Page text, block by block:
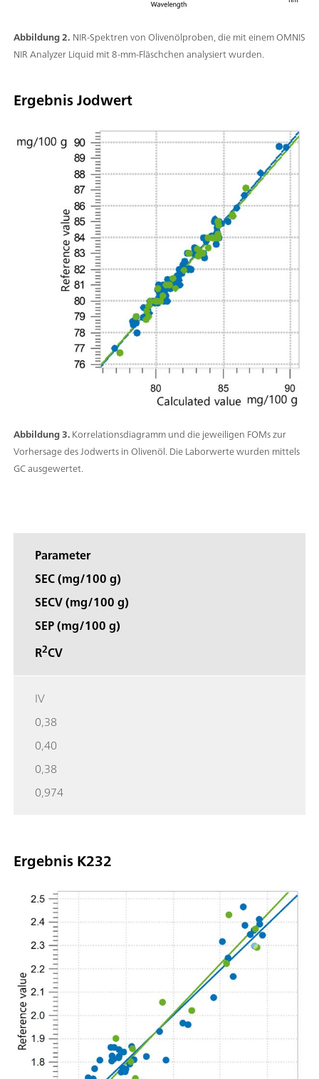
Abbildung 2. NIR-Spektren von Olivenölproben, die mit einem OMNIS
NIR Analyzer Liquid mit 8-mm-Fläschchen analysiert wurden.
Ergebnis Jodwert
Abbildung 3.Korrelationsdiagramm und die jeweiligen FOMs zur
Vorhersage des Jodwerts in Olivenöl. Die Laborwerte wurden mittels
GC ausgewertet.
Parameter
SEC (mg/100 g)
SECV (mg/100 g)
SEP (mg/100 g)
R2CV
IV
0,38
0,40
0,38
0,974
Ergebnis K232